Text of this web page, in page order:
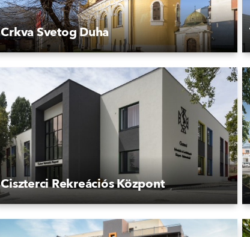
Crkva Svetog Duha
Ciszterci Rekreációs Központ